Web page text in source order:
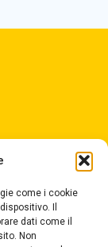
come i cookie
Il
dati come il
Non